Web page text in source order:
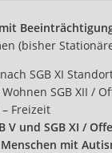
(bisher
SGB XI
SGB XII /
Freizeit
V und SGB XI /
mit